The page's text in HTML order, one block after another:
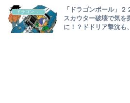
ドラゴンボール
「ドラゴンボール」
スカウター破壊で気を
に！？ドドリア撃沈も